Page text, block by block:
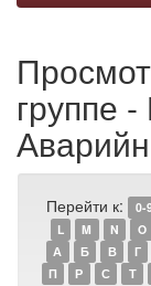
группе
Перейти к: 0-
L
M N O
А
Б В Г
П
Р С Т